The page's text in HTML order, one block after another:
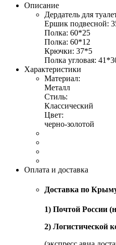
Описание
Дердатель для
Ершик подвесной:
Полка: 60*25
Полка: 60*12
Крючки: 37*5
Полка угловая:
Характеристики
Материал:
Металл
Стиль:
Классический
Цвет:
черно-золотой
Оплата и доставка
Доставка по
1) Почтой России
2) Логистической